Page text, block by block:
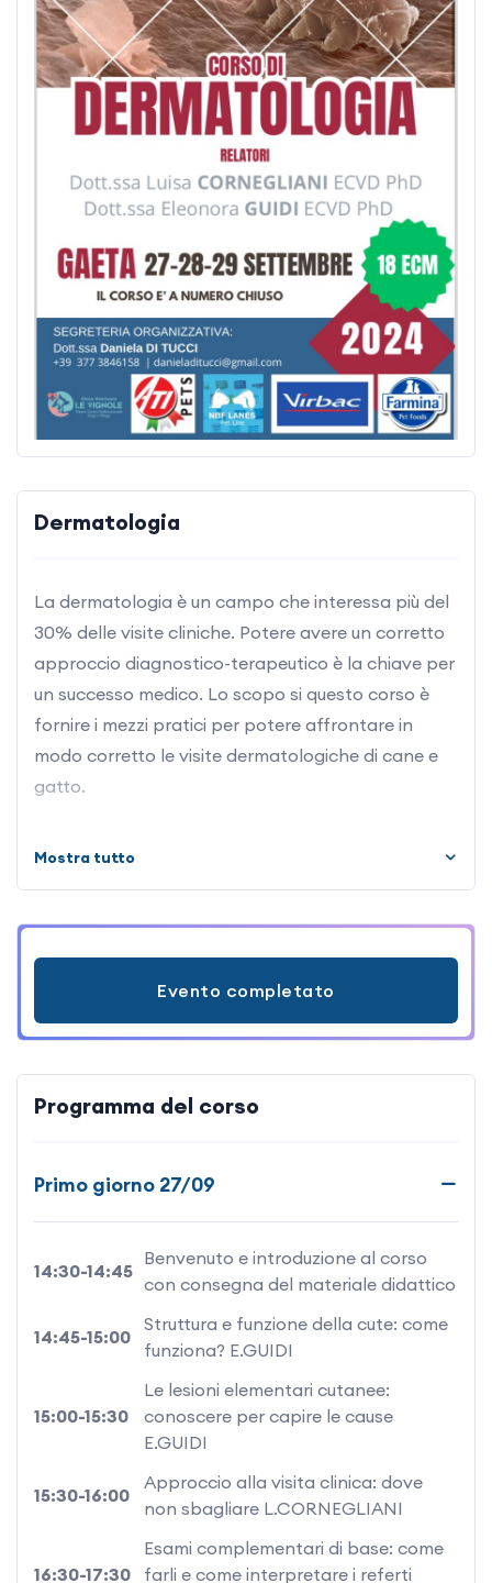
Dermatologia
La dermatologia è un campo che interessa più del
30% delle visite cliniche. Potere avere un corretto
approccio diagnostico-terapeutico è la chiave per
un successo medico. Lo scopo si questo corso è
fornire i mezzi pratici per potere affrontare in
modo corretto le visite dermatologiche di cane e
gatto.
Nel primo giorno faremo un ripasso generale della
giorno il programma si arricchirà dei seguenti temi:
al mattino: esercitazioni pratiche delle metodiche
citologici inerenti alle principali malattie
dermatologiche con discussione dei referti stilati
al pomeriggio focus on: malattie allergiche del
cane e del gatto, come affrontarle e risolverle con
i mezzi a nostra disposizione; otite diagnosi e
discussione di casi clinici interattivi presentati dai
Mostra tutto
Evento completato
Programma del corso
Primo giorno 27/09
14:30-14:45
Benvenuto e introduzione al corso
con consegna del materiale didattico
14:45-15:00
Struttura e funzione della cute: come
funziona? E.GUIDI
15:00-15:30
Le lesioni elementari cutanee:
conoscere per capire le cause
E.GUIDI
15:30-16:00
Approccio alla visita clinica: dove
non sbagliare L.CORNEGLIANI
16:30-17:30
Esami complementari di base: come
farli e come interpretare i referti